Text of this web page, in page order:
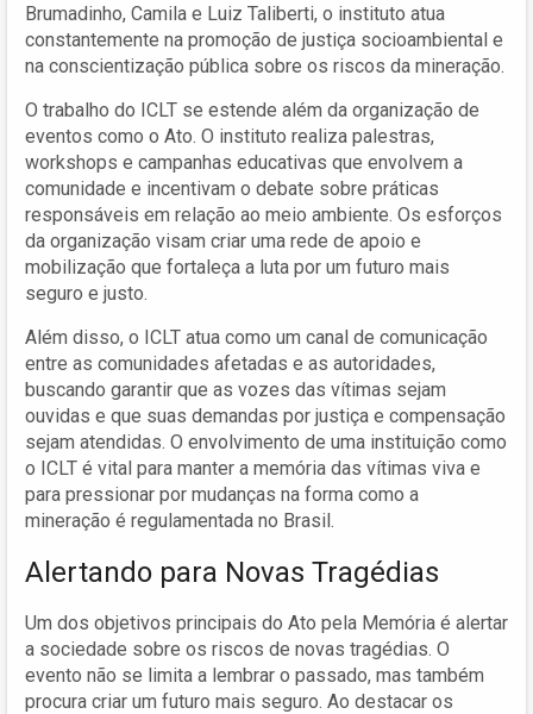
Brumadinho, Camila e Luiz Taliberti, o instituto atua
constantemente na promoção de justiça socioambiental e
na conscientização pública sobre os riscos da mineração.
O trabalho do ICLT se estende além da organização de
eventos como o Ato. O instituto realiza palestras,
workshops e campanhas educativas que envolvem a
comunidade e incentivam o debate sobre práticas
responsáveis em relação ao meio ambiente. Os esforços
da organização visam criar uma rede de apoio e
mobilização que fortaleça a luta por um futuro mais
seguro e justo.
Além disso, o ICLT atua como um canal de comunicação
entre as comunidades afetadas e as autoridades,
buscando garantir que as vozes das vítimas sejam
ouvidas e que suas demandas por justiça e compensação
sejam atendidas. O envolvimento de uma instituição como
o ICLT é vital para manter a memória das vítimas viva e
para pressionar por mudanças na forma como a
mineração é regulamentada no Brasil.
Alertando para Novas Tragédias
Um dos objetivos principais do Ato pela Memória é alertar
a sociedade sobre os riscos de novas tragédias. O
evento não se limita a lembrar o passado, mas também
procura criar um futuro mais seguro. Ao destacar os